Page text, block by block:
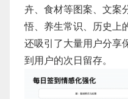
卉、食材等图案、文案
悟、养生常识、历史上
还吸引了大量用户分享
到用户的次日留存。